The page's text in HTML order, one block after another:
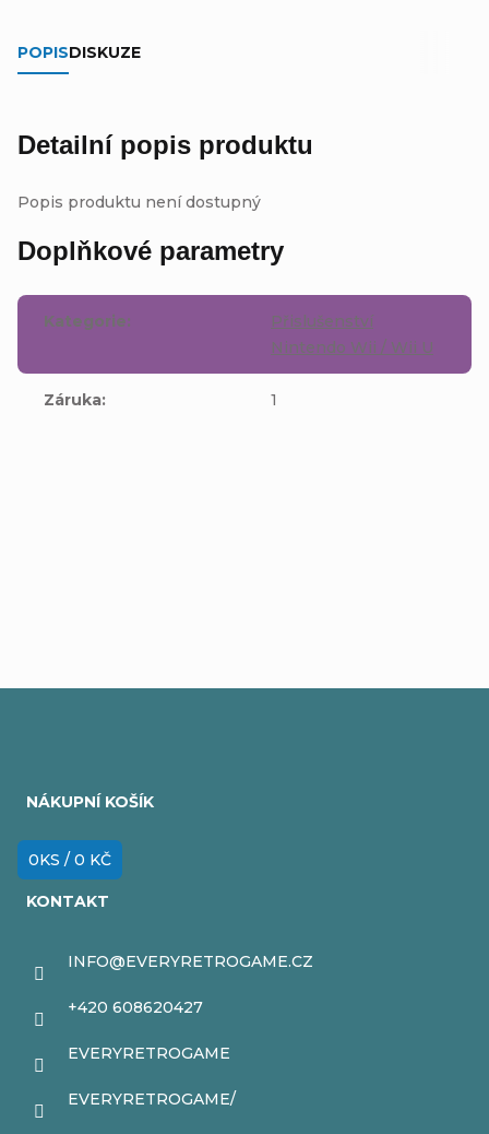
POPISDISKUZE
Detailní popis produktu
Popis produktu není dostupný
Doplňkové parametry
Kategorie:
Přislušenství
Nintendo Wii / Wii U
Záruka: 1
NÁKUPNÍ KOŠÍK
0KS / 0 KČ
KONTAKT
INFO@EVERYRETROGAME.CZ
+420 608620427
EVERYRETROGAME
EVERYRETROGAME/